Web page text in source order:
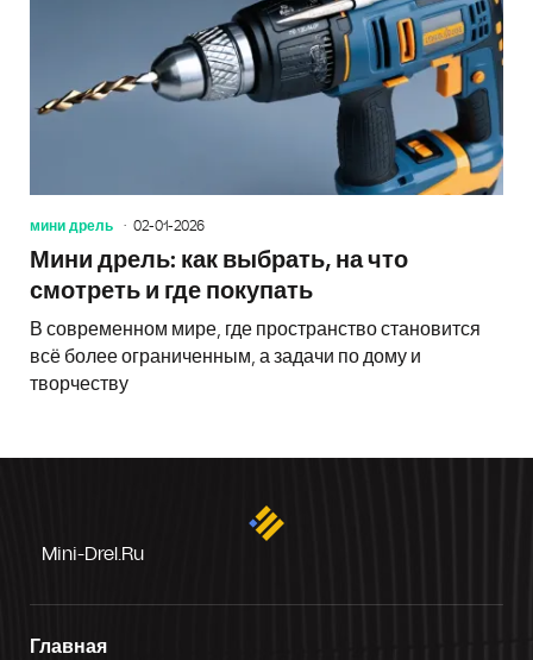
мини дрель 02-01-2026
Мини дрель: как выбрать, на что
смотреть и где покупать
В современном мире, где пространство становится
всё более ограниченным, а задачи по дому и
творчеству
Mini-Drel.ru
Главная